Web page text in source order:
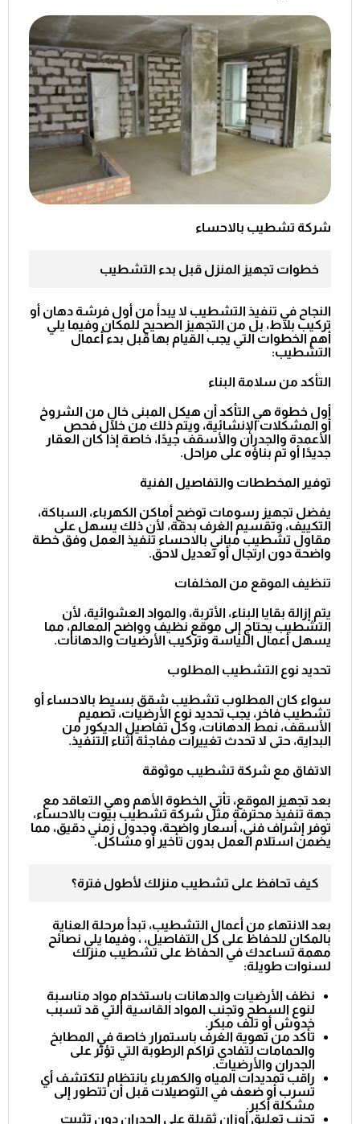
شركة تشطيب بالاحساء
خطوات تجهيز المنزل قبل بدء التشطيب
النجاح في تنفيذ التشطيب لا يبدأ من أول فرشة دهان أو
تركيب بلاط، بل من التجهيز الصحيح للمكان وفيما يلي
أهم الخطوات التي يجب القيام بها قبل بدء أعمال
التشطيب:
التأكد من سلامة البناء
أول خطوة هي التأكد أن هيكل المبنى خالٍ من الشروخ
أو المشكلات الإنشائية، ويتم ذلك من خلال فحص
الأعمدة والجدران والأسقف جيدًا، خاصة إذا كان العقار
جديدًا أو تم بناؤه على مراحل.
توفير المخططات والتفاصيل الفنية
يفضل تجهيز رسومات توضح أماكن الكهرباء، السباكة،
التكييف، وتقسيم الغرف بدقة، لأن ذلك يسهل على
مقاول تشطيب مباني بالاحساء تنفيذ العمل وفق خطة
واضحة دون ارتجال أو تعديل لاحق.
تنظيف الموقع من المخلفات
يتم إزالة بقايا البناء، الأتربة، والمواد العشوائية، لأن
التشطيب يحتاج إلى موقع نظيف وواضح المعالم، مما
يسهل أعمال اللياسة وتركيب الأرضيات والدهانات.
تحديد نوع التشطيب المطلوب
سواء كان المطلوب تشطيب شقق بسيط بالاحساء أو
تشطيب فاخر، يجب تحديد نوع الأرضيات، تصميم
الأسقف، نمط الدهانات، وكل تفاصيل الديكور من
البداية، حتى لا تحدث تغييرات مفاجئة أثناء التنفيذ.
الاتفاق مع شركة تشطيب موثوقة
بعد تجهيز الموقع، تأتي الخطوة الأهم وهي التعاقد مع
جهة تنفيذ محترفة مثل شركة تشطيب بيوت بالاحساء،
توفر إشراف فني، أسعار واضحة، وجدول زمني دقيق، مما
يضمن استلام العمل بدون تأخير أو مشاكل.
كيف تحافظ على تشطيب منزلك لأطول فترة؟
بعد الانتهاء من أعمال التشطيب، تبدأ مرحلة العناية
بالمكان للحفاظ على كل التفاصيل، ، وفيما يلي نصائح
مهمة تساعدك في الحفاظ على تشطيب منزلك
لسنوات طويلة:
نظف الأرضيات والدهانات باستخدام مواد مناسبة
لنوع السطح وتجنب المواد القاسية التي قد تسبب
خدوش أو تلف مبكر.
تأكد من تهوية الغرف باستمرار خاصة في المطابخ
والحمامات لتفادي تراكم الرطوبة التي تؤثر على
الجدران والأرضيات.
راقب تمديدات المياه والكهرباء بانتظام لتكتشف أي
تسرب أو ضعف في التوصيلات قبل أن تتطور إلى
مشكلة أكبر.
تجنب تعليق أوزان ثقيلة على الجدران دون تثبيت